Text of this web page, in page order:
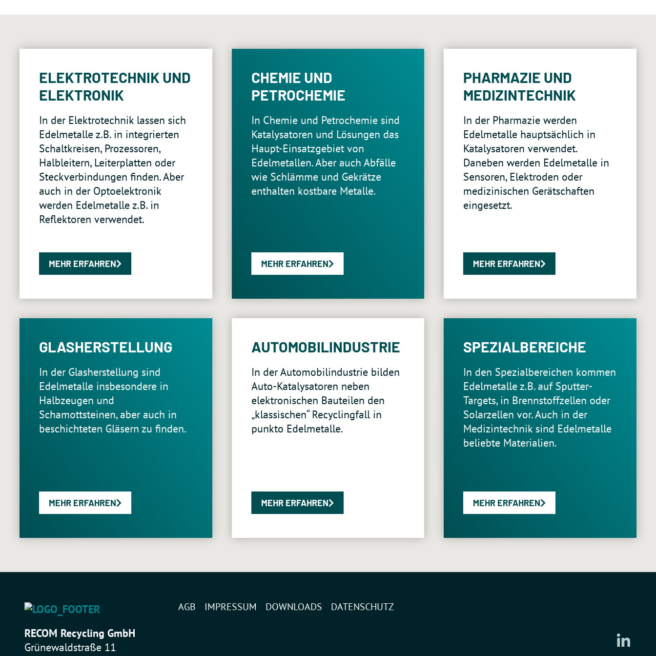
ELEKTROTECHNIK UND
ELEKTRONIK
In der Elektrotechnik lassen sich
Edelmetalle z.B. in integrierten
Schaltkreisen, Prozessoren,
Halbleitern, Leiterplatten oder
Steckverbindungen finden. Aber
auch in der Optoelektronik
werden Edelmetalle z.B. in
Reflektoren verwendet.
MEHR ERFAHREN
CHEMIE UND
PETROCHEMIE
In Chemie und Petrochemie sind
Katalysatoren und Lösungen das
Haupt-Einsatzgebiet von
Edelmetallen. Aber auch Abfälle
wie Schlämme und Gekrätze
enthalten kostbare Metalle.
MEHR ERFAHREN
PHARMAZIE UND
MEDIZINTECHNIK
In der Pharmazie werden
Edelmetalle hauptsächlich in
Katalysatoren verwendet.
Daneben werden Edelmetalle in
Sensoren, Elektroden oder
medizinischen Gerätschaften
eingesetzt.
MEHR ERFAHREN
GLASHERSTELLUNG
In der Glasherstellung sind
Edelmetalle insbesondere in
Halbzeugen und
Schamottsteinen, aber auch in
beschichteten Gläsern zu finden.
MEHR ERFAHREN
AUTOMOBILINDUSTRIE
In der Automobilindustrie bilden
Auto-Katalysatoren neben
elektronischen Bauteilen den
„klassischen“ Recyclingfall in
punkto Edelmetalle.
MEHR ERFAHREN
SPEZIALBEREICHE
In den Spezialbereichen kommen
Edelmetalle z.B. auf Sputter-
Targets, in Brennstoffzellen oder
Solarzellen vor. Auch in der
Medizintechnik sind Edelmetalle
beliebte Materialien.
MEHR ERFAHREN
RECOM Recycling GmbH
Grünewaldstraße 11
AGB IMPRESSUM DOWNLOADS DATENSCHUTZ